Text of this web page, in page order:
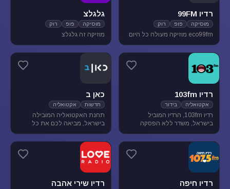
רדיו 99FM
מוסיקה פופ רוק
eco99fm מוזיקה מעולה כל היום
גלגלצ
מוסיקה פופ רוק
מוזיקה זה גלגלצ
רדיו 103fm
אקטואליה בידור
רדיו 103fm, הרדיו המוביל
בישראל, משדר ללא הפסקה
וסאטירה, עם מיטב המגישים
והעיתונאים
כאן ב
חדשות אקטואליה
תחנת האקטואליה המובילה
בישראל, מביאה לכם את כל
והפרשנויות, של האירועים שעל
סדר היום הישראלי.
רדיו חיפה רדיו שירי אהבה